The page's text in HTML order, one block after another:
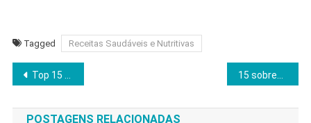
Tagged Receitas Saudáveis e Nutritivas
Navegação
de
Top 15 Receitas de café da manhã low carb
POSTAGENS RELACIONADAS